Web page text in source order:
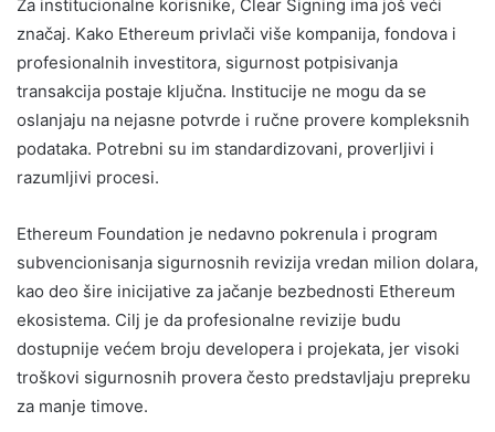
Za institucionalne korisnike, Clear Signing ima još veći
značaj. Kako Ethereum privlači više kompanija, fondova i
profesionalnih investitora, sigurnost potpisivanja
transakcija postaje ključna. Institucije ne mogu da se
oslanjaju na nejasne potvrde i ručne provere kompleksnih
podataka. Potrebni su im standardizovani, proverljivi i
razumljivi procesi.
Ethereum Foundation je nedavno pokrenula i program
subvencionisanja sigurnosnih revizija vredan milion dolara,
kao deo šire inicijative za jačanje bezbednosti Ethereum
ekosistema. Cilj je da profesionalne revizije budu
dostupnije većem broju developera i projekata, jer visoki
troškovi sigurnosnih provera često predstavljaju prepreku
za manje timove.